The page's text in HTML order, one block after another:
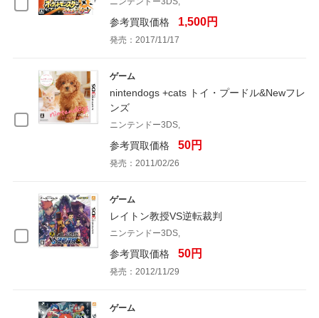
参考買取価格 1,500円
発売：2017/11/17
ゲーム
nintendogs +cats トイ・プードル&Newフレ
ンズ
ニンテンドー3DS,
参考買取価格 50円
発売：2011/02/26
ゲーム
レイトン教授VS逆転裁判
ニンテンドー3DS,
参考買取価格 50円
発売：2012/11/29
ゲーム